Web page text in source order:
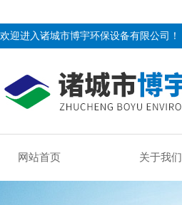
欢迎进入诸城市博宇环保设备有限公司！
网站首页 关于我们